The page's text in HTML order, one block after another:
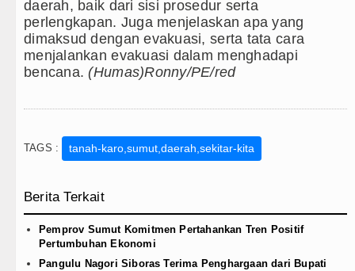
daerah, baik dari sisi prosedur serta
perlengkapan. Juga menjelaskan apa yang
dimaksud dengan evakuasi, serta tata cara
menjalankan evakuasi dalam menghadapi
bencana.(Humas)Ronny/PE/red
TAGS : tanah-karo,sumut,daerah,sekitar-kita
Berita Terkait
Pemprov Sumut Komitmen Pertahankan Tren Positif
Pertumbuhan Ekonomi
Pangulu Nagori Siboras Terima Penghargaan dari Bupati